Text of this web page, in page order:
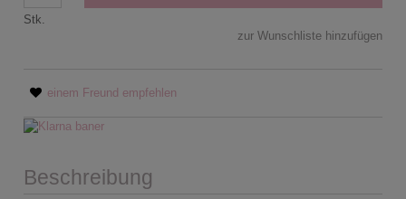
Stk.
zur Wunschliste hinzufügen
einem Freund empfehlen
Beschreibung